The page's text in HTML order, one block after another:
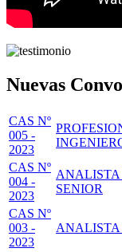
Nuevas
CAS Nº
005 -
2023
CAS Nº
004 -
2023
ANALISTA
SENIOR
CAS Nº
003 -
2023
ANALISTA